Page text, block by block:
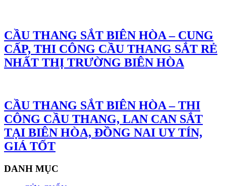
CẦU THANG SẮT BIÊN HÒA – CUNG
CẤP, THI CÔNG CẦU THANG SẮT RẺ
NHẤT THỊ TRƯỜNG BIÊN HÒA
CẦU THANG SẮT BIÊN HÒA – THI
CÔNG CẦU THANG, LAN CAN SẮT
TẠI BIÊN HÒA, ĐỒNG NAI UY TÍN,
GIÁ TỐT
DANH MỤC